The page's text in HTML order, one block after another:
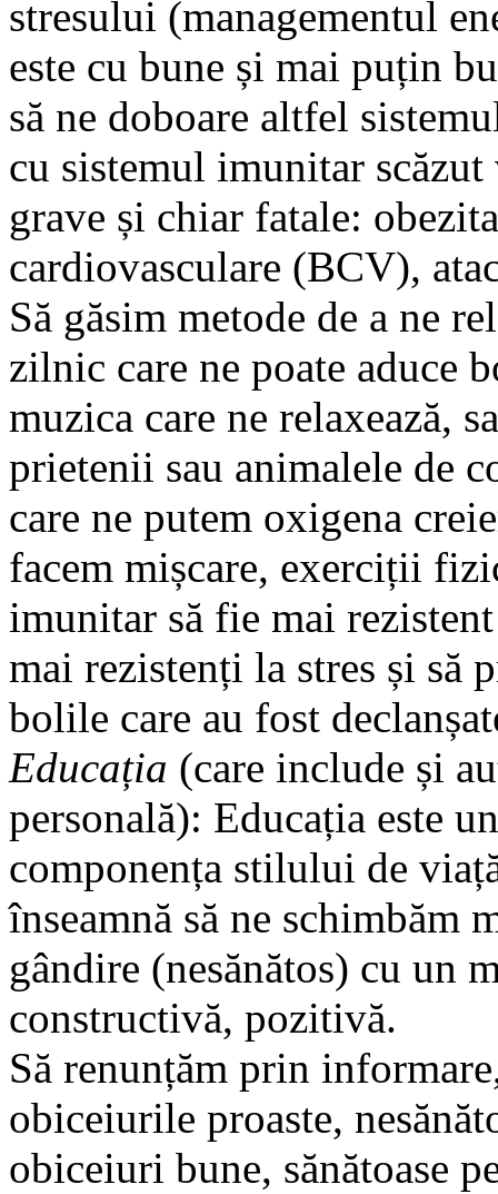
stresului (managementul
este cu bune și mai puțin
să ne doboare altfel
cu sistemul imunitar
grave și chiar fatale:
cardiovasculare (BCV),
Să găsim metode de a ne
zilnic care ne poate aduce
muzica care ne relaxează,
prietenii sau animalele de
care ne putem oxigena
facem mișcare, exerciții
imunitar să fie mai
mai rezistenți la stres și să
bolile care au fost
Educația (care include și
personală): Educația este
componența stilului de
înseamnă să ne schimbăm
gândire (nesănătos) cu un
constructivă, pozitivă.
Să renunțăm prin
obiceiurile proaste,
obiceiuri bune, sănătoase